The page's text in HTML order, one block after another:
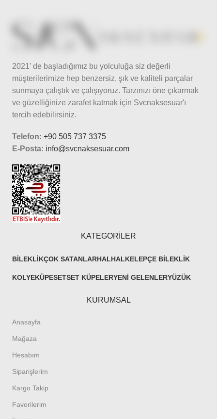
2021' de başladığımız bu yolculuğa siz değerli
müşterilerimize hep benzersiz, şık ve kaliteli parçalar
sunmaya çalıştık ve çalışıyoruz. Tarzınızı öne çıkarmak
ve güzelliğinize zarafet katmak için Svcnaksesuar'ı
tercih edebilirsiniz.
Telefon: +90 505 737 3375
E-Posta: info@svcnaksesuar.com
KATEGORİLER
BILEKLIKÇOK SATANLARHALHALKELEPÇE BILEKLIK
KOLYEKÜPESETSET KÜPELERYENI GELENLERYÜZÜK
KURUMSAL
Anasayfa
Mağaza
Hesabım
Siparişlerim
Kargo Takip
Favorilerim